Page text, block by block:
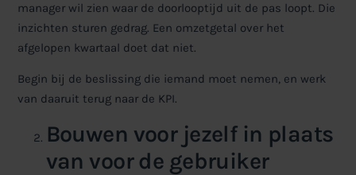
manager wil zien waar de doorlooptijd uit de pas loopt. Die
inzichten sturen gedrag. Een omzetgetal over het
afgelopen kwartaal doet dat niet.
Begin bij de beslissing die iemand moet nemen, en werk
van daaruit terug naar de KPI.
Bouwen voor jezelf in plaats
van voor de gebruiker